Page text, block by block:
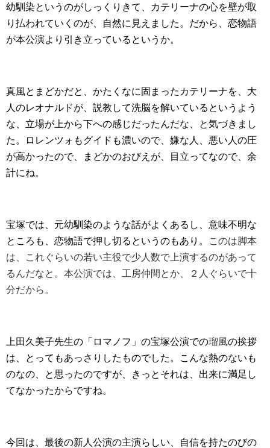
幼馴染というのがしっくりきて、カテリーナの心を壁が取
り払われていくのが、自然に見えました。だから、恋物語
が本公演より引き立っているというか。
真風とまどかだと、かたくなに固まったカテリーナを、大
人のレオナルドが、説教して洗脳を解いているというよう
な、立場が上から下への感じだったんだな、と気づきまし
た。ロレンツォもグイドも濃いので、嫌な人、悪い人の圧
が高かったので、まどかのおびえが、目立ってなので、余
計にね。
宝塚では、元幼馴染のような話がよくあるし、意味不明な
ところも、恋物語で押し切るというのもあり。
このは脚本
は、これぐらいの若い主役で少人数で上演するのがあって
るんだなと。本公演では、工房仲間とか、２人ぐらいで十
分だから。
上田久美子先生の「ロマノフ」の宝塚公演での瑠風の挨拶
は、とってもあっさりしたものでした。こんな熱のないも
のなの、と思ったのですが、きっとそれは、出来に満足し
てなかったからですね。
今回は、最後の新人公演の主演らしい、自信を持たのびの